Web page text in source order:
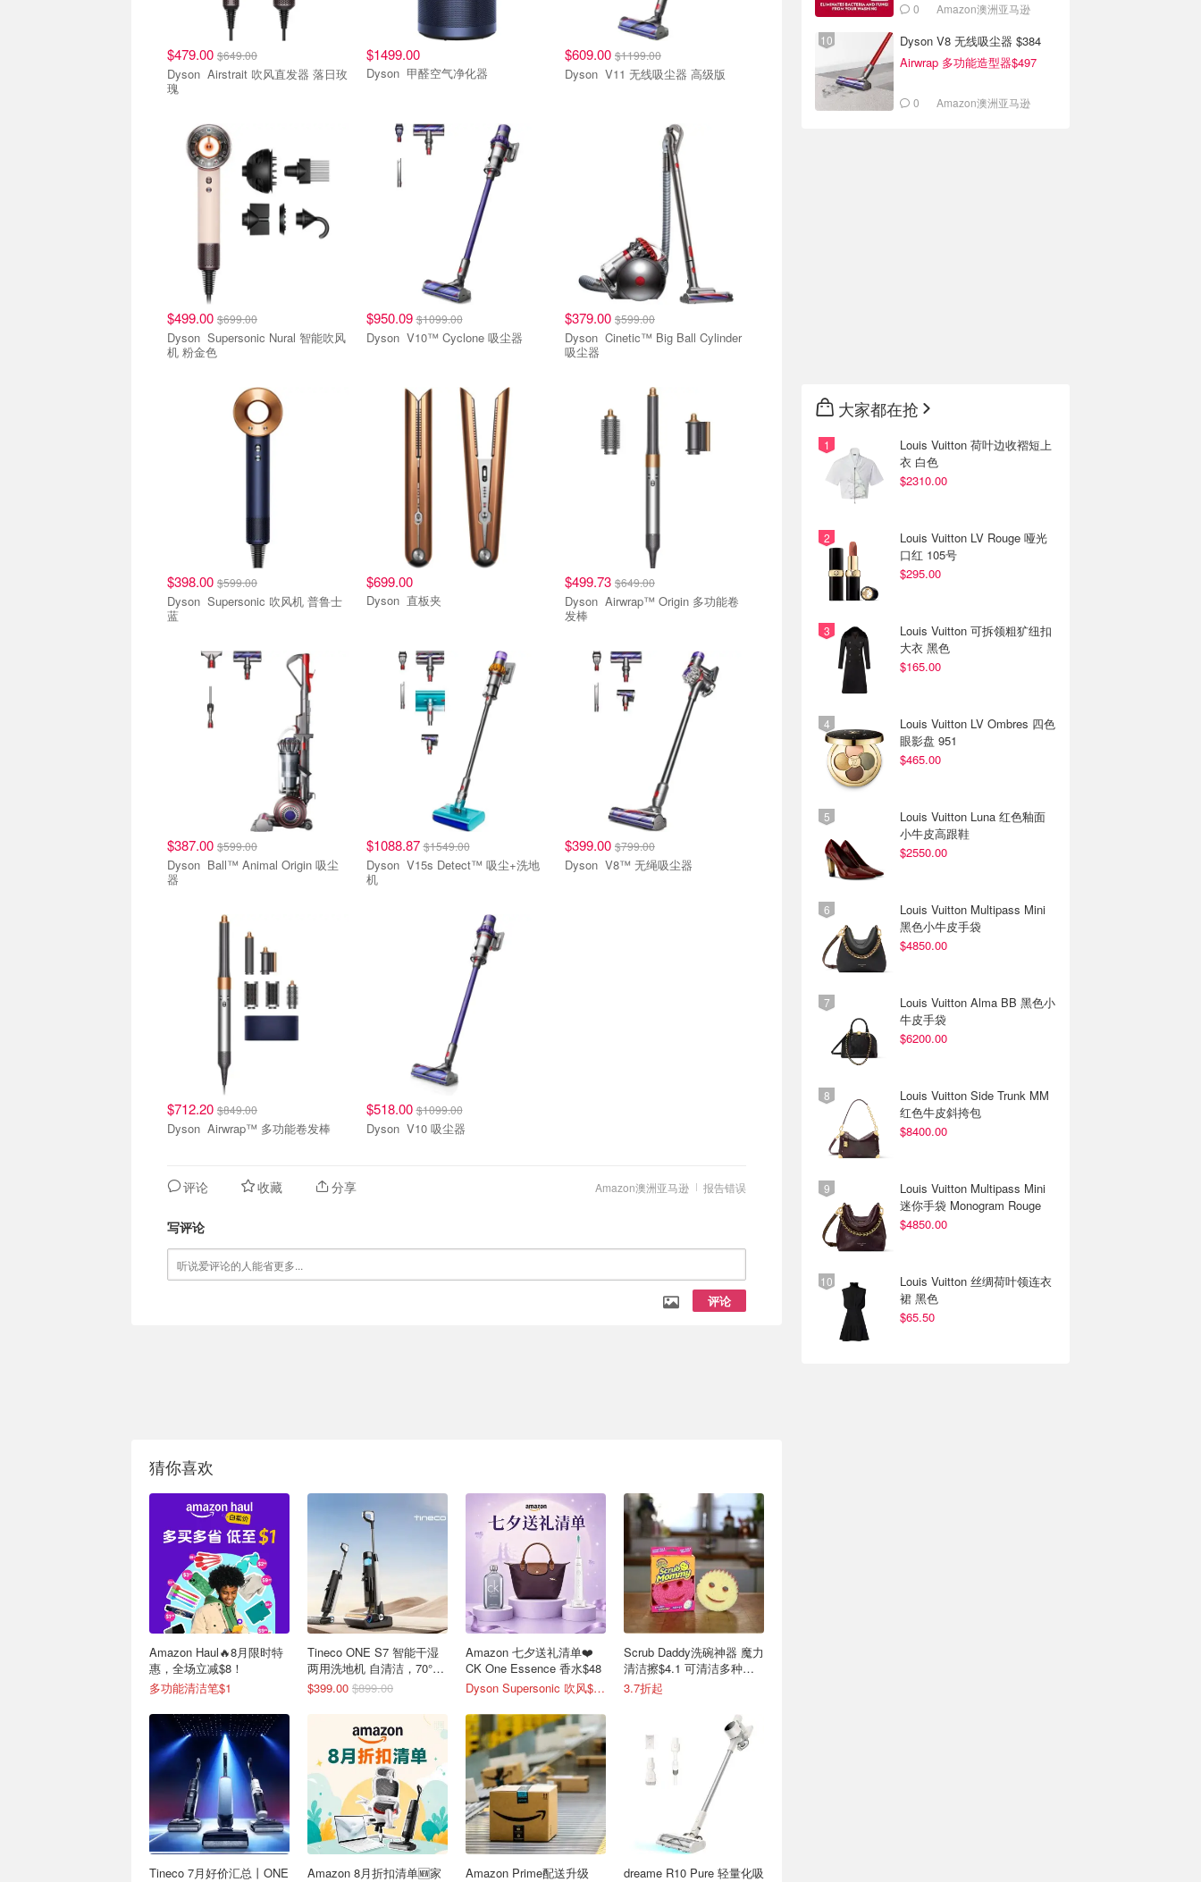
$479.00 $649.00
Dyson Airstrait 吹风直发器 落日玫
瑰
$1499.00
Dyson 甲醛空气净化器
$609.00 $1199.00
Dyson V11 无线吸尘器 高级版
$499.00 $699.00
Dyson Supersonic Nural 智能吹风
机 粉金色
$950.09$1099.00
Dyson V10™ Cyclone 吸尘器
$379.00 $599.00
Dyson Cinetic™ Big Ball Cylinder
吸尘器
$398.00 $599.00
Dyson Supersonic 吹风机 普鲁士
蓝
$699.00
Dyson 直板夹
$499.73 $649.00
Dyson Airwrap™ Origin 多功能卷
发棒
$387.00 $599.00
Dyson Ball™ Animal Origin 吸尘
器
$1088.87$1549.00
Dyson V15s Detect™ 吸尘+洗地
机
$399.00 $799.00
Dyson V8™ 无绳吸尘器
$712.20 $849.00
Dyson Airwrap™ 多功能卷发棒
$518.00$1099.00
Dyson V10 吸尘器
报告错误
Amazon澳洲亚马逊
评论 收藏 分享
写评论
评论
猜你喜欢
Amazon Haul🔥8月限时特
惠，全场立减$8！
多功能清洁笔$1
Tineco 7月好价汇总丨ONE
Tineco ONE S7 智能干湿
两用洗地机 自清洁，70°C
热风烘
$399.00 $899.00
Amazon 8月折扣清单🆕家
Amazon 七夕送礼清单❤️
CK One Essence 香水$48
Dyson Supersonic 吹风$548
Amazon Prime配送升级
Scrub Daddy洗碗神器 魔力
清洁擦$4.1 可清洁多种表
面
3.7折起
dreame R10 Pure 轻量化吸
0 Amazon澳洲亚马逊
Dyson V8 无线吸尘器 $384
Airwrap 多功能造型器$497
0 Amazon澳洲亚马逊
大家都在抢
Louis Vuitton 荷叶边收褶短上
衣 白色
$2310.00
Louis Vuitton LV Rouge 哑光
口红 105号
$295.00
Louis Vuitton 可拆领粗犷纽扣
大衣 黑色
$165.00
Louis Vuitton LV Ombres 四色
眼影盘 951
$465.00
Louis Vuitton Luna 红色釉面
小牛皮高跟鞋
$2550.00
Louis Vuitton Multipass Mini
黑色小牛皮手袋
$4850.00
Louis Vuitton Alma BB 黑色小
牛皮手袋
$6200.00
Louis Vuitton Side Trunk MM
红色牛皮斜挎包
$8400.00
Louis Vuitton Multipass Mini
迷你手袋 Monogram Rouge
$4850.00
Louis Vuitton 丝绸荷叶领连衣
裙 黑色
$65.50